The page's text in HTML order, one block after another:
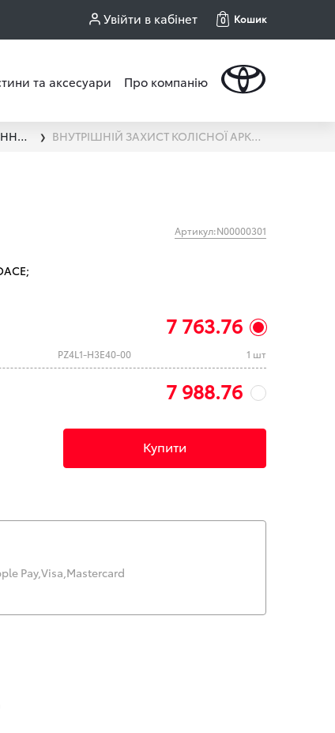
Увійти в кабінет 0 Кошик
та аксесуари Про компанію
АКСЕСУАРИ ТА КРІПЛЕННЯ ДЛЯ ПЕРЕВЕЗЕННЯ БАГАЖУ ❯ ВНУТРІШНІЙ ЗАХИСТ КОЛІСНОЇ АРКИ (TOYOTA)
Артикул:N00000301
7 763.76
PZ4L1-H3E40-00 1 шт
7 988.76
Купити
Pay,Visa,Mastercard